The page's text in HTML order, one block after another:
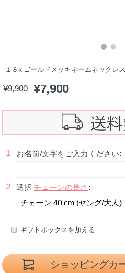
１８k ゴールドメッキネームネックレス
¥9,900 ¥7,900
1 お名前/文字をご入力ください:
2 選択 チェーンの長さ :
ギフトボックスを加える